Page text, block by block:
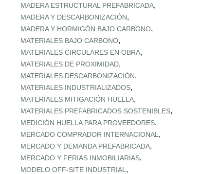
MADERA ESTRUCTURAL PREFABRICADA,
MADERA Y DESCARBONIZACIÓN,
MADERA Y HORMIGÓN BAJO CARBONO,
MATERIALES BAJO CARBONO,
MATERIALES CIRCULARES EN OBRA,
MATERIALES DE PROXIMIDAD,
MATERIALES DESCARBONIZACIÓN,
MATERIALES INDUSTRIALIZADOS,
MATERIALES MITIGACIÓN HUELLA,
MATERIALES PREFABRICADOS SOSTENIBLES,
MEDICIÓN HUELLA PARA PROVEEDORES,
MERCADO COMPRADOR INTERNACIONAL ,
MERCADO Y DEMANDA PREFABRICADA,
MERCADO Y FERIAS INMOBILIARIAS,
MODELO OFF-SITE INDUSTRIAL ,